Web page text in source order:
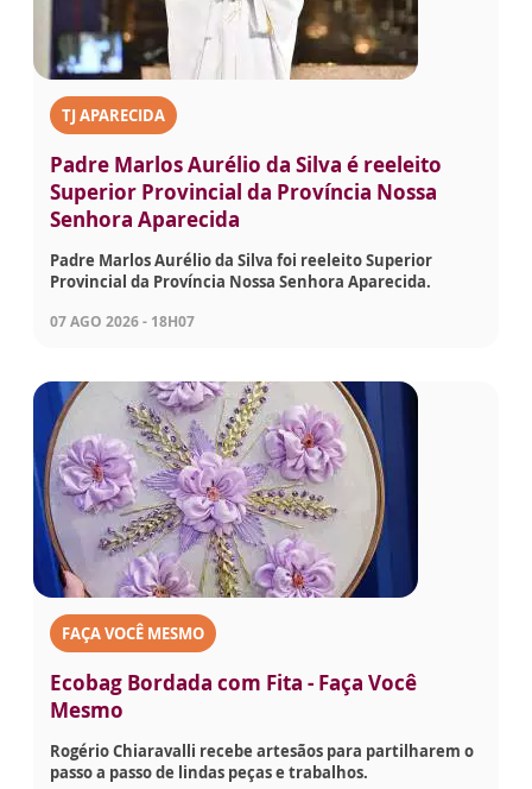
TJ APARECIDA
Padre Marlos Aurélio da Silva é reeleito
Superior Provincial da Província Nossa
Senhora Aparecida
Padre Marlos Aurélio da Silva foi reeleito Superior
Provincial da Província Nossa Senhora Aparecida.
07 AGO 2026 - 18H07
FAÇA VOCÊ MESMO
Ecobag Bordada com Fita - Faça Você
Mesmo
Rogério Chiaravalli recebe artesãos para partilharem o
passo a passo de lindas peças e trabalhos.